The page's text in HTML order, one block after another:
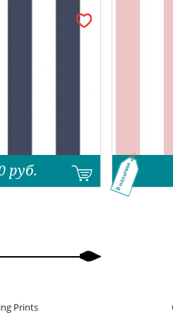
руб. В наличии
Prints